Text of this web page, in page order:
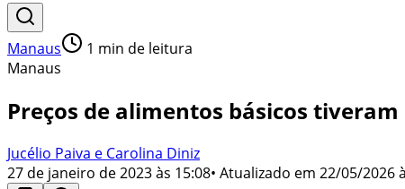
Manaus 1 min de leitura
Manaus
Preços de alimentos básicos
Jucélio Paiva e Carolina Diniz
27 de janeiro de 2023 às 15:08• Atualizado em 22/05/2026